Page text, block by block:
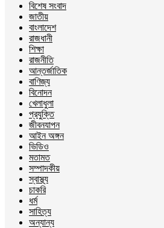
বিশেষ সংবাদ
জাতীয়
বাংলাদেশ
রাজধানী
শিক্ষা
রাজনীতি
আন্তর্জাতিক
বাণিজ্য
বিনোদন
খেলাধুলা
প্রযুক্তি
জীবনযাপন
আইন অঙ্গন
ভিডিও
মতামত
সম্পাদকীয়
স্বাস্থ্য
চাকরি
ধর্ম
সাহিত্য
অন্যান্য